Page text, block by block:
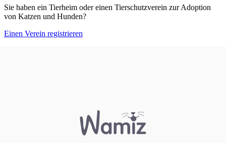
Sie haben ein Tierheim oder einen Tierschutzverein zur Adoption
von Katzen und Hunden?
Einen Verein registrieren